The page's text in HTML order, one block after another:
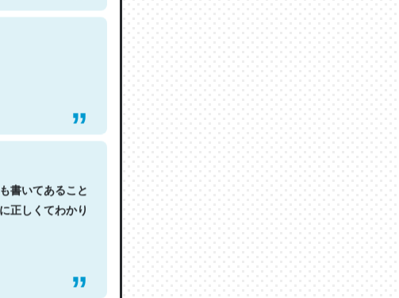
書いてあること
正しくてわかり